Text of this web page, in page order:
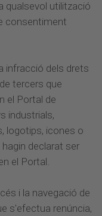
qualsevol utilització
consentiment
infracció dels drets
tercers que
el Portal de
industrials,
logotips, icones o
declarat ser
el Portal.
i la navegació de
s'efectua renúncia,